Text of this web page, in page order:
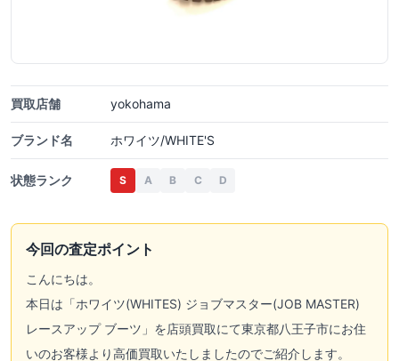
買取店舗 yokohama
ブランド名 ホワイツ/WHITE'S
状態ランク S A B C D
今回の査定ポイント
こんにちは。
本日は「ホワイツ(WHITES) ジョブマスター(JOB MASTER)
レースアップ ブーツ」を店頭買取にて東京都八王子市にお住
いのお客様より高価買取いたしましたのでご紹介します。